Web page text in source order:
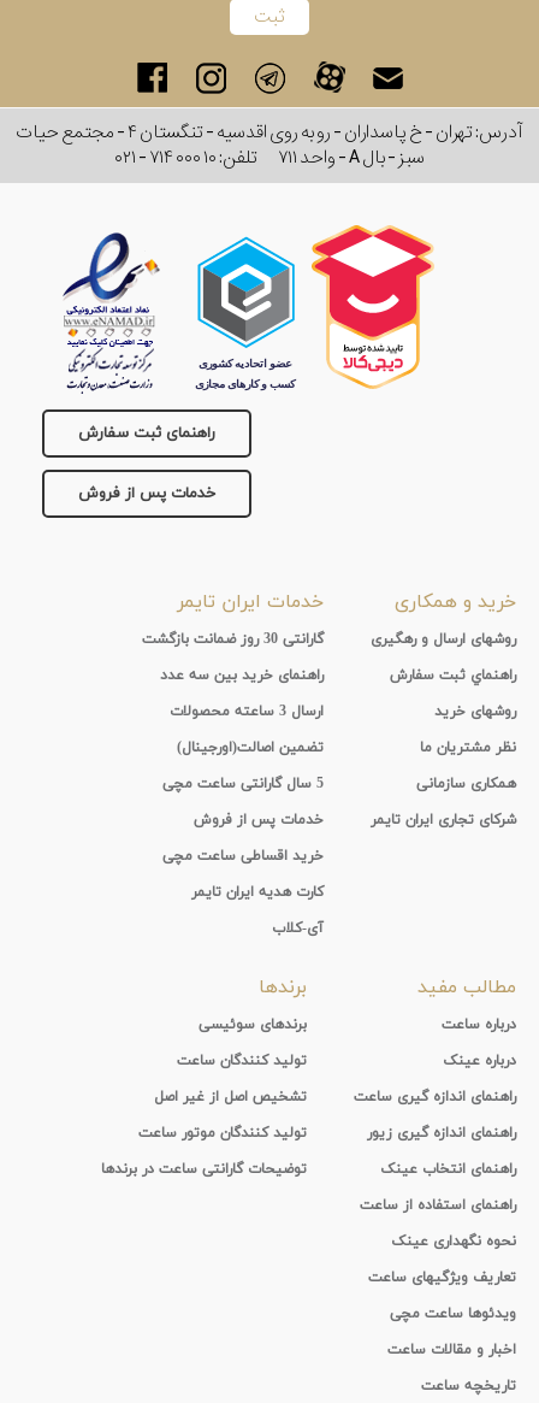
آدرس: تهران - خ پاسداران - رو به روی اقدسیه - تنگستان ۴ - مجتمع حیات
سبز - بال A - واحد ۷۱۱
تلفن:۰۲۱ - ۷۱۴ ۰۰۰ ۱۰
راهنمای ثبت سفارش
خدمات پس از فروش
خرید و همکاری
روشهای ارسال و رهگیری
راهنماي ثبت سفارش
روشهای خرید
نظر مشتریان ما
همکاری سازمانی
شرکای تجاری ایران تایمر
خدمات ایران تایمر
گارانتی 30 روز ضمانت بازگشت
راهنمای خرید بین سه عدد
ارسال 3 ساعته محصولات
تضمین اصالت(اورجینال)
5 سال گارانتی ساعت مچی
خدمات پس از فروش
خرید اقساطی ساعت مچی
کارت هدیه ایران تایمر
آی-کلاب
مطالب مفید
درباره ساعت
درباره عینک
راهنمای اندازه گیری ساعت
راهنمای اندازه گیری زیور
راهنمای انتخاب عینک
راهنمای استفاده از ساعت
نحوه نگهداری عینک
تعاریف ویژگیهای ساعت
ویدئوها ساعت مچی
اخبار و مقالات ساعت
تاریخچه ساعت
برندها
برندهای سوئیسی
تولید کنندگان ساعت
تشخیص اصل از غیر اصل
تولید کنندگان موتور ساعت
توضیحات گارانتی ساعت در برندها